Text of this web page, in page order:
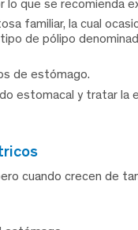
lo que se recomienda
familiar, la cual
de pólipo
de estómago.
estomacal y tratar
cuando crecen de